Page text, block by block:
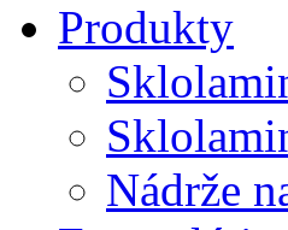
Produkty
Nádrže